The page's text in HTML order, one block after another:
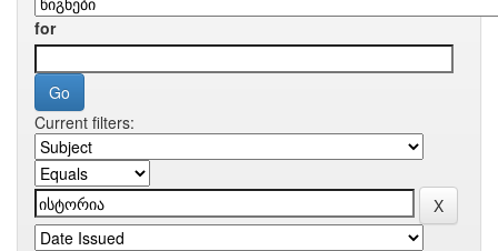
for
Current filters: